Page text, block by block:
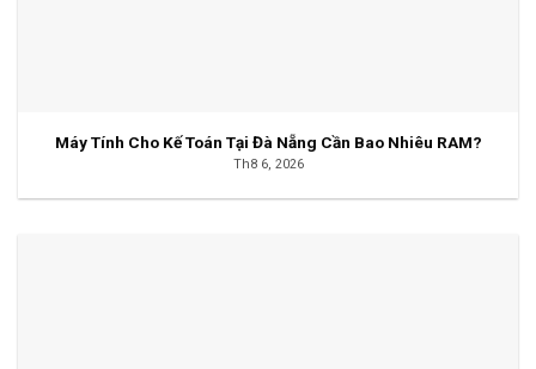
Máy Tính Cho Kế Toán Tại Đà Nẵng Cần Bao Nhiêu RAM?
Th8 6, 2026